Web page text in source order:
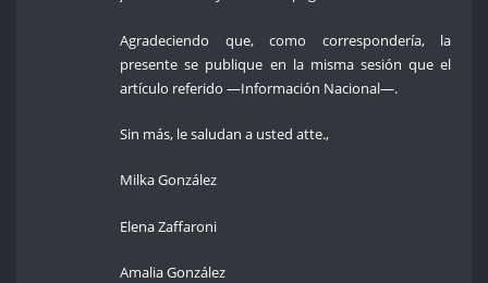
Agradeciendo que, como correspondería, la
presente se publique en la misma sesión que el
artículo referido —Información Nacional—.
Sin más, le saludan a usted atte.,
Milka González
Elena Zaffaroni
Amalia González